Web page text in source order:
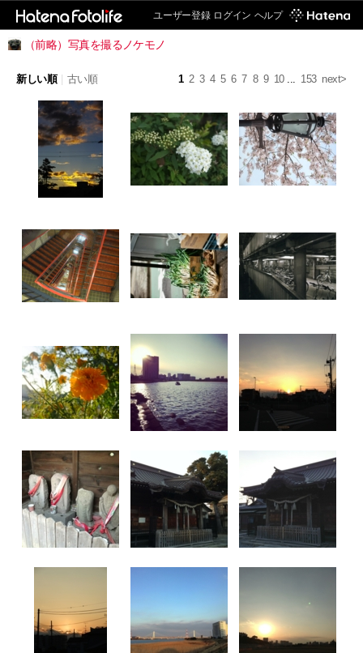
ユーザー登録 ログイン ヘルプ
（前略）写真を撮るノケモノ
1 2 3 4 5 6 7 8 9 10... 153 next>
新しい順 古い順